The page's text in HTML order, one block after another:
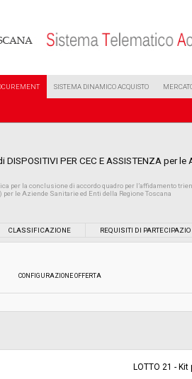
SISTEMA DINAMICO ACQUISTO
DISPOSITIVI PER CEC E ASSISTENZA per
per la conclusione di accordo quadro per l’affidamento
per le Aziende Sanitarie ed Enti della Regione Toscana
ESTAR - ENTE DI SUPPORTO TECNICO-
REGIONALE - AREA FARMACI, DIAGNOSTICI E
CLASSIFICAZIONE REQUISITI DI
CONFIGURAZIONE OFFERTA
LOTTO 21 -